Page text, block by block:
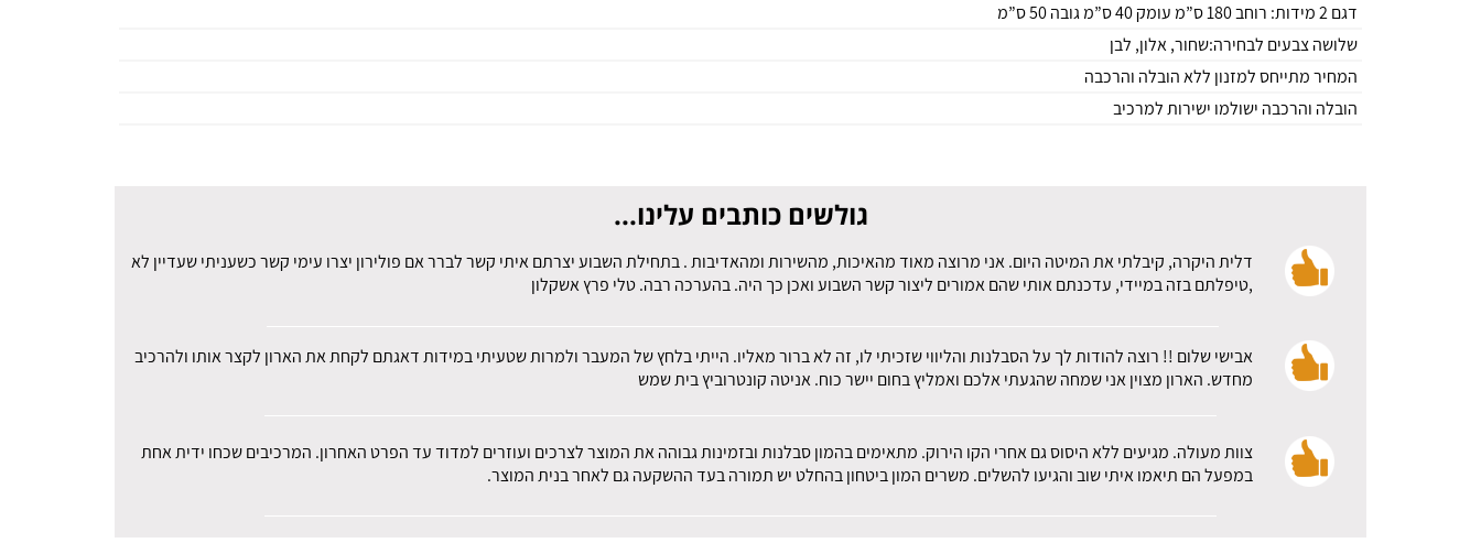
דגם 2 מידות: רוחב 180 ס”מ עומק 40 ס”מ גובה 50 ס”מ
שלושה צבעים לבחירה:שחור, אלון, לבן
המחיר מתייחס למזנון ללא הובלה והרכבה
הובלה והרכבה ישולמו ישירות למרכיב
גולשים כותבים עלינו...
דלית היקרה, קיבלתי את המיטה היום. אני מרוצה מאוד מהאיכות, מהשירות ומהאדיבות . בתחילת השבוע יצרתם איתי קשר לברר אם פולירון יצרו עימי קשר כשעניתי שעדיין לא
,טיפלתם בזה במיידי, עדכנתם אותי שהם אמורים ליצור קשר השבוע ואכן כך היה. בהערכה רבה. טלי פרץ אשקלון
אבישי שלום !! רוצה להודות לך על הסבלנות והליווי שזכיתי לו, זה לא ברור מאליו. הייתי בלחץ של המעבר ולמרות שטעיתי במידות דאגתם לקחת את הארון לקצר אותו ולהרכיב
מחדש. הארון מצוין אני שמחה שהגעתי אלכם ואמליץ בחום יישר כוח. אניטה קונטרוביץ בית שמש
צוות מעולה. מגיעים ללא היסוס גם אחרי הקו הירוק. מתאימים בהמון סבלנות ובזמינות גבוהה את המוצר לצרכים ועוזרים למדוד עד הפרט האחרון. המרכיבים שכחו ידית אחת
במפעל הם תיאמו איתי שוב והגיעו להשלים. משרים המון ביטחון בהחלט יש תמורה בעד ההשקעה גם לאחר בנית המוצר.